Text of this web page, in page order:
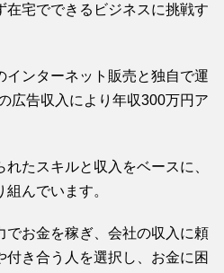
在宅でできるビジネスに挑戦す
インターネット販売と独自で運
広告収入により年収300万円ア
たスキルと収入をベースに、
んでいます。
でお金を稼ぎ、会社の収入に頼
付き合う人を選択し、お金に困